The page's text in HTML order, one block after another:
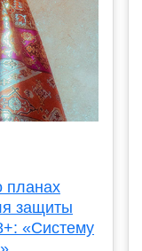
планах
защиты
«Систему